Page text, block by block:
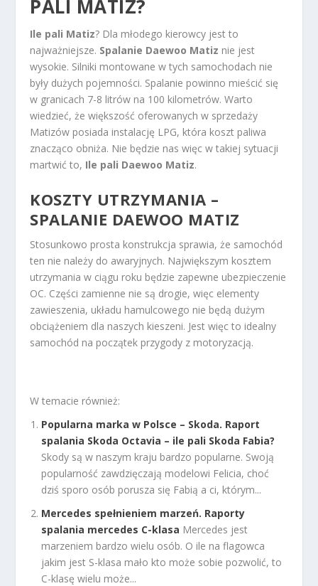
PALI MATIZ?
Ile pali Matiz? Dla młodego kierowcy jest to
najważniejsze. Spalanie Daewoo Matiz nie jest
wysokie. Silniki montowane w tych samochodach nie
były dużych pojemności. Spalanie powinno mieścić się
w granicach 7-8 litrów na 100 kilometrów. Warto
wiedzieć, że większość oferowanych w sprzedaży
Matizów posiada instalację LPG, która koszt paliwa
znacząco obniża. Nie będzie nas więc w takiej sytuacji
martwić to, Ile pali Daewoo Matiz.
KOSZTY UTRZYMANIA –
SPALANIE DAEWOO MATIZ
Stosunkowo prosta konstrukcja sprawia, że samochód
ten nie należy do awaryjnych. Największym kosztem
utrzymania w ciągu roku będzie zapewne ubezpieczenie
OC. Części zamienne nie są drogie, więc elementy
zawieszenia, układu hamulcowego nie będą dużym
obciążeniem dla naszych kieszeni. Jest więc to idealny
samochód na początek przygody z motoryzacją.
W temacie również:
Popularna marka w Polsce – Skoda. Raport
spalania Skoda Octavia – ile pali Skoda Fabia?
Skody są w naszym kraju bardzo popularne. Swoją
popularność zawdzięczają modelowi Felicia, choć
dziś sporo osób porusza się Fabią a ci, którym...
Mercedes spełnieniem marzeń. Raporty
spalania mercedes C-klasa Mercedes jest
marzeniem bardzo wielu osób. O ile na flagowca
jakim jest S-klasa mało kto może sobie pozwolić, to
C-klasę wielu może...